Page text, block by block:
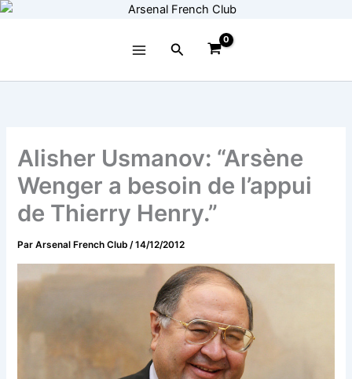
Aller
Rechercher
Alisher Usmanov: “Arsène
Wenger a besoin de l’appui
de Thierry Henry.”
ParArsenal French Club/14/12/2012